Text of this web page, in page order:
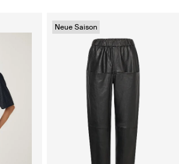
Neue Saison